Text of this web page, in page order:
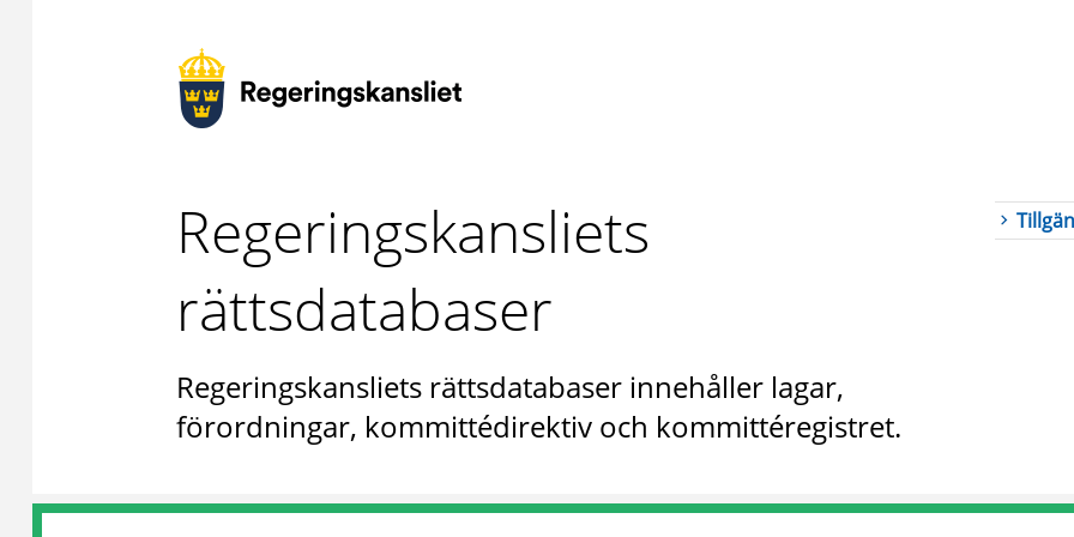
Regeringskansliets
rättsdatabaser
Regeringskansliets rättsdatabaser innehåller lagar,
förordningar, kommittédirektiv och kommittéregistret.